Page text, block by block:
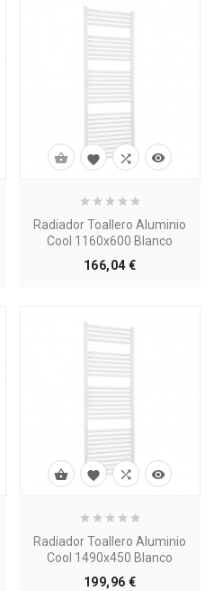
Radiador Toallero Aluminio
Cool 1160x600 Blanco
166,04 €Precio
   
Radiador Toallero Aluminio
Cool 1490x450 Blanco
199,96 €Precio
   